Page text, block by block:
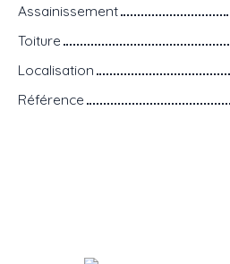
Assainissement
Toiture
Localisation
Référence